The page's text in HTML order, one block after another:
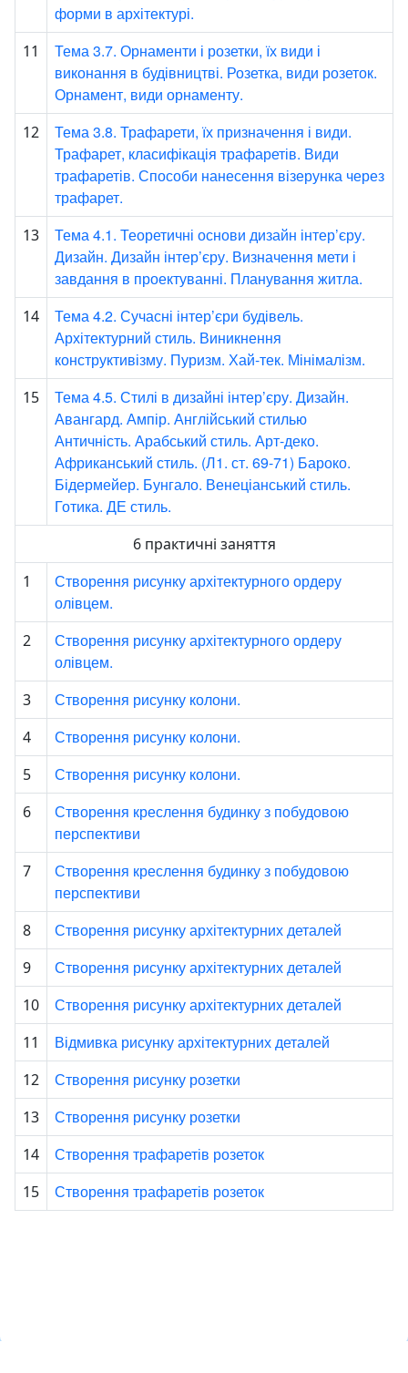
форми в архітектурі.
11
Тема 3.7. Орнаменти і розетки, їх види і
виконання в будівництві. Розетка, види розеток.
Орнамент, види орнаменту.
12
Тема 3.8. Трафарети, їх призначення і види.
Трафарет, класифікація трафаретів. Види
трафаретів. Способи нанесення візерунка через
трафарет.
13
Тема 4.1. Теоретичні основи дизайн інтер’єру.
Дизайн. Дизайн інтер’єру. Визначення мети і
завдання в проектуванні. Планування житла.
14
Тема 4.2. Сучасні інтер’єри будівель.
Архітектурний стиль. Виникнення
конструктивізму. Пуризм. Хай-тек. Мінімалізм.
15
Тема 4.5. Стилі в дизайні інтер’єру. Дизайн.
Авангард. Ампір. Англійський стилью
Античність. Арабський стиль. Арт-деко.
Африканський стиль. (Л1. ст. 69-71) Бароко.
Бідермейер. Бунгало. Венеціанський стиль.
Готика. ДЕ стиль.
6 практичні заняття
1
Створення рисунку архітектурного ордеру
олівцем.
2
Створення рисунку архітектурного ордеру
олівцем.
3 Створення рисунку колони.
4 Створення рисунку колони.
5 Створення рисунку колони.
6
Створення креслення будинку з побудовою
перспективи
7
Створення креслення будинку з побудовою
перспективи
8 Створення рисунку архітектурних деталей
9 Створення рисунку архітектурних деталей
10 Створення рисунку архітектурних деталей
11 Відмивка рисунку архітектурних деталей
12 Створення рисунку розетки
13 Створення рисунку розетки
14 Створення трафаретів розеток
15 Створення трафаретів розеток